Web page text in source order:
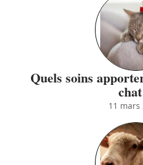
Quels soins
11 mars